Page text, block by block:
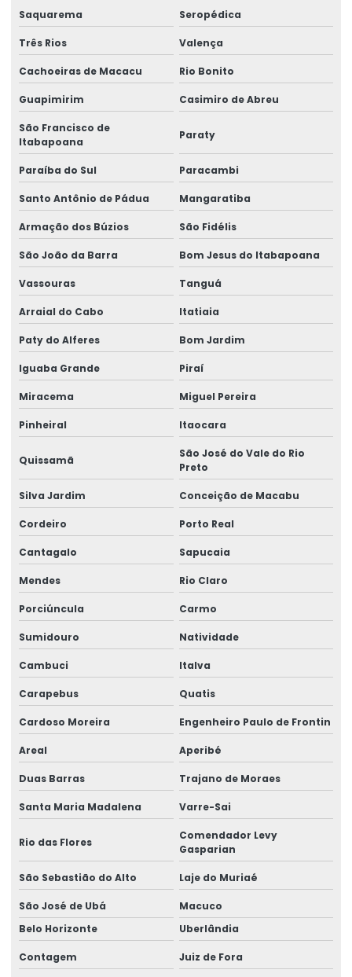
Lacre de garantia
Lacre de garantia casca de ovo
Lacre de garantia personalizado
Lacre de garantia void
Lacre de papel
Lacre de segurança adesivo
Lacre de segurança casca de ovo
Lacre de segurança void
Lacre void
Lacre void holográfico
Lacre void personalizado
Lacres void
Selo de garantia casca de ovo
Selo de garantia personalizado
Selo holográfico autenticidade
Selo holográfico void
Selos holográficos personalizados
Selos holográficos de segurança
Vinil adesivo destrutível
Vinil destrutível
Saquarema Seropédica
Três Rios Valença
Cachoeiras de Macacu Rio Bonito
Guapimirim Casimiro de Abreu
São Francisco de
Itabapoana
Paraty
Paraíba do Sul Paracambi
Santo Antônio de Pádua Mangaratiba
Armação dos Búzios São Fidélis
São João da Barra Bom Jesus do Itabapoana
Vassouras Tanguá
Arraial do Cabo Itatiaia
Paty do Alferes Bom Jardim
Iguaba Grande Piraí
Miracema Miguel Pereira
Pinheiral Itaocara
Quissamã
São José do Vale do Rio
Preto
Silva Jardim Conceição de Macabu
Cordeiro Porto Real
Cantagalo Sapucaia
Mendes Rio Claro
Porciúncula Carmo
Sumidouro Natividade
Cambuci Italva
Carapebus Quatis
Cardoso Moreira Engenheiro Paulo de Frontin
Areal Aperibé
Duas Barras Trajano de Moraes
Santa Maria Madalena Varre-Sai
Rio das Flores
Comendador Levy
Gasparian
São Sebastião do Alto Laje do Muriaé
São José de Ubá
Macuco
Belo Horizonte
Uberlândia
Contagem Juiz de Fora